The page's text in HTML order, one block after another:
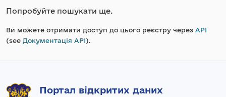
Попробуйте пошукати ще.
Ви можете отримати доступ до цього реєстру через API
(see Документація API).
Портал відкритих даних